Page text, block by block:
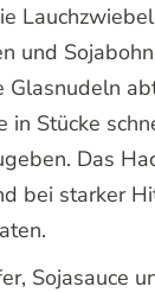
und
Glasnudeln
in Stücke
Das
bei starker
Sojasauce